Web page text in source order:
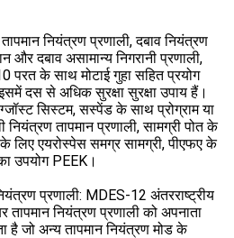
तापमान नियंत्रण प्रणाली, दबाव नियंत्रण
और दबाव असामान्य निगरानी प्रणाली,
परत के साथ मोटाई गुहा सहित प्रयोग
दस से अधिक सुरक्षा सुरक्षा उपाय हैं।
सिस्टम, सस्पेंड के साथ प्रोग्राम या
तापमान प्रणाली, सामग्री पोत के
लिए एयरोस्पेस समग्र सामग्री, पीएफए ​​​​के
उपयोग PEEK।
प्रणाली: MDES-12 अंतरराष्ट्रीय
नियंत्रण प्रणाली को अपनाता
है जो अन्य तापमान नियंत्रण मोड के